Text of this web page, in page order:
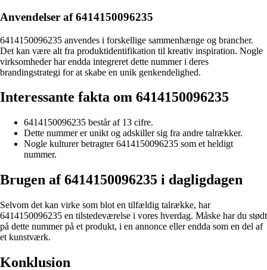
Anvendelser af 6414150096235
6414150096235 anvendes i forskellige sammenhænge og brancher.
Det kan være alt fra produktidentifikation til kreativ inspiration. Nogle
virksomheder har endda integreret dette nummer i deres
brandingstrategi for at skabe en unik genkendelighed.
Interessante fakta om 6414150096235
6414150096235 består af 13 cifre.
Dette nummer er unikt og adskiller sig fra andre talrækker.
Nogle kulturer betragter 6414150096235 som et heldigt
nummer.
Brugen af 6414150096235 i dagligdagen
Selvom det kan virke som blot en tilfældig talrække, har
6414150096235 en tilstedeværelse i vores hverdag. Måske har du stødt
på dette nummer på et produkt, i en annonce eller endda som en del af
et kunstværk.
Konklusion